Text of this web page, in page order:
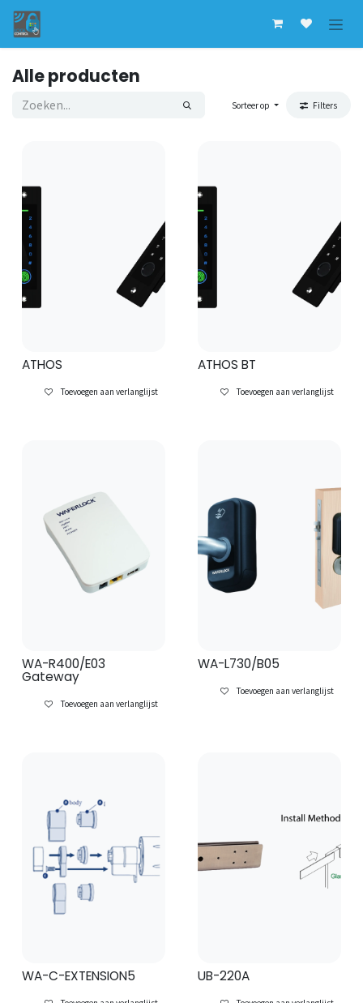
Alle producten
Sorteer op Filters
ATHOS
Toevoegen aan verlanglijst
ATHOS BT
Toevoegen aan verlanglijst
WA-R400/E03
Gateway
Toevoegen aan verlanglijst
WA-L730/B05
Toevoegen aan verlanglijst
WA-C-EXTENSION5 UB-220A